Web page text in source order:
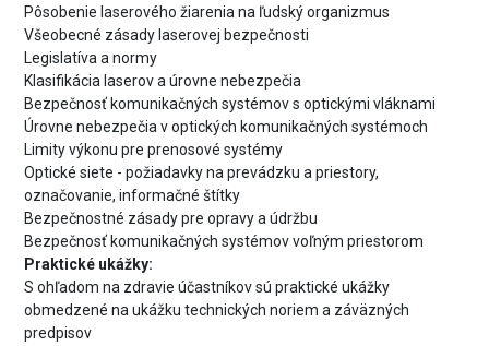
Pôsobenie laserového žiarenia na ľudský organizmus
Všeobecné zásady laserovej bezpečnosti
Legislatíva a normy
Klasifikácia laserov a úrovne nebezpečia
Bezpečnosť komunikačných systémov s optickými vláknami
Úrovne nebezpečia v optických komunikačných systémoch
Limity výkonu pre prenosové systémy
Optické siete - požiadavky na prevádzku a priestory,
označovanie, informačné štítky
Bezpečnostné zásady pre opravy a údržbu
Bezpečnosť komunikačných systémov voľným priestorom
Praktické ukážky:
S ohľadom na zdravie účastníkov sú praktické ukážky
obmedzené na ukážku technických noriem a záväzných
predpisov